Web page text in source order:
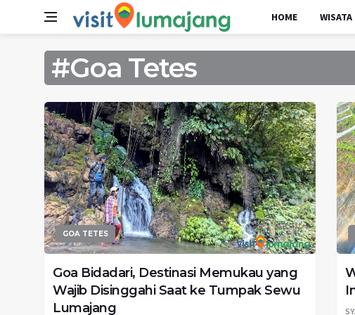
HOME WISATA
#Goa Tetes
GOA TETES
Goa Bidadari, Destinasi Memukau yang
Wajib Disinggahi Saat ke Tumpak Sewu
Lumajang